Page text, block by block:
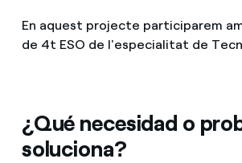
En aquest projecte participarem
de 4t ESO de l'especialitat de
¿Qué necesidad o
soluciona?